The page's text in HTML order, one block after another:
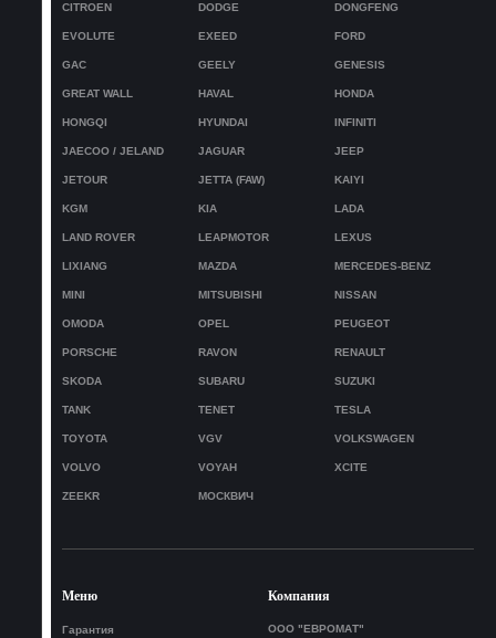
CITROEN DODGE DONGFENG
EVOLUTE EXEED FORD
GAC GEELY GENESIS
GREAT WALL HAVAL HONDA
HONGQI HYUNDAI INFINITI
JAECOO / JELAND JAGUAR JEEP
JETOUR JETTA (FAW) KAIYI
KGM KIA LADA
LAND ROVER LEAPMOTOR LEXUS
LIXIANG MAZDA MERCEDES-BENZ
MINI MITSUBISHI NISSAN
OMODA OPEL PEUGEOT
PORSCHE RAVON RENAULT
SKODA SUBARU SUZUKI
TANK TENET TESLA
TOYOTA VGV VOLKSWAGEN
VOLVO VOYAH XCITE
ZEEKR МОСКВИЧ
Меню
Гарантия
Компания
ООО "ЕВРОМАТ"